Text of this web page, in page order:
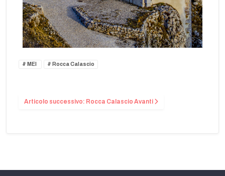
MEI Rocca Calascio
Articolo successivo: Rocca Calascio Avanti